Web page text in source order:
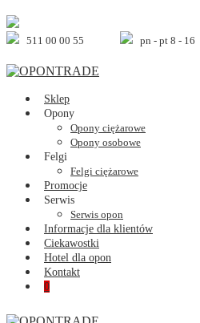
Skip
to
content511 00 00 55 pn - pt 8 - 16
Sklep
Opony
Opony ciężarowe
Opony osobowe
Felgi
Felgi ciężarowe
Promocje
Serwis
Serwis opon
Informacje dla klientów
Ciekawostki
Hotel dla opon
Kontakt
Shopping
0Items